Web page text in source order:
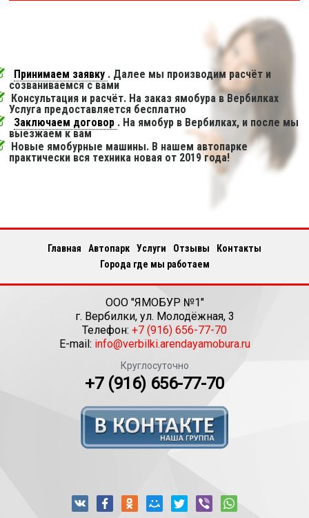
Принимаем заявку . Далее мы производим расчёт и
созваниваемся с вами
Консультация и расчёт. На заказ ямобура в Вербилках
Услуга предоставляется бесплатно
Заключаем договор . На ямобур в Вербилках, и после мы
выезжаем к вам
Новые ямобурные машины. В нашем автопарке
практически вся техника новая от 2019 года!
Главная Автопарк Услуги Отзывы
Контакты
Города где мы работаем
ООО "ЯМОБУР №1"
г. Вербилки, ул. Молодёжная, 3
Телефон: +7 (916) 656-77-70
E-mail: info@verbilki.arendayamobura.ru
Круглосуточно
+7 (916) 656-77-70